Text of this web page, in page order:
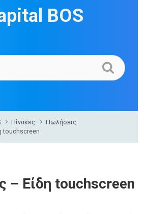
BOS
Πίνακες
Πωλήσεις
touchscreen
– Είδη touchscreen